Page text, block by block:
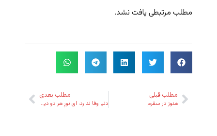
مطلب مرتبطی یافت نشد.
مطلب قبلی
هنوز در سفرم
مطلب بعدی
دنیا وفا ندارد، ای نورِ هر دو دیده